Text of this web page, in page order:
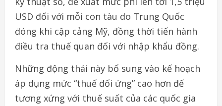
USD đối với mỗi con tàu do Trung Quốc
đóng khi cập cảng Mỹ, đồng thời tiến hành
điều tra thuế quan đối với nhập khẩu đồng.
Những động thái này bổ sung vào kế hoạch
áp dụng mức “thuế đối ứng” cao hơn để
tương xứng với thuế suất của các quốc gia